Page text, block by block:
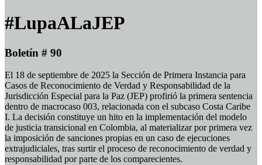
#LupaALaJEP
Boletín # 90
El 18 de septiembre de 2025 la Sección de Primera Instancia para
Casos de Reconocimiento de Verdad y Responsabilidad de la
Jurisdicción Especial para la Paz (JEP) profirió la primera sentencia
dentro de macrocaso 003, relacionada con el subcaso Costa Caribe
I. La decisión constituye un hito en la implementación del modelo
de justicia transicional en Colombia, al materializar por primera vez
la imposición de sanciones propias en un caso de ejecuciones
extrajudiciales, tras surtir el proceso de reconocimiento de verdad y
responsabilidad por parte de los comparecientes.